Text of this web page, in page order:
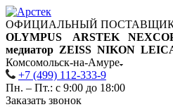
ОФИЦИАЛЬНЫЙ
OLYMPUS ARSTEK
медиатор ZEISS NIKON
Комсомольск-на-Амуре
+7 (499) 112-333-9
Пн. – Пт.: с 9:00 до 18:00
Заказать звонок